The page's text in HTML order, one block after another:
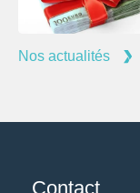
Nos actualités
Contact